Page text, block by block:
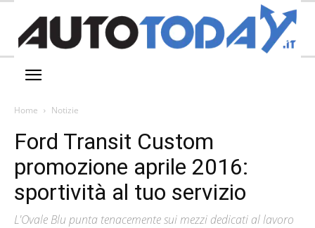
Home Notizie
Ford Transit Custom
promozione aprile 2016:
sportività al tuo servizio
L'Ovale Blu punta tenacemente sui mezzi dedicati al lavoro